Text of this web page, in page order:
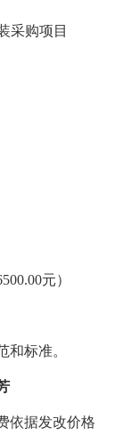
采购项目
元）
和标准。
依据发改价格